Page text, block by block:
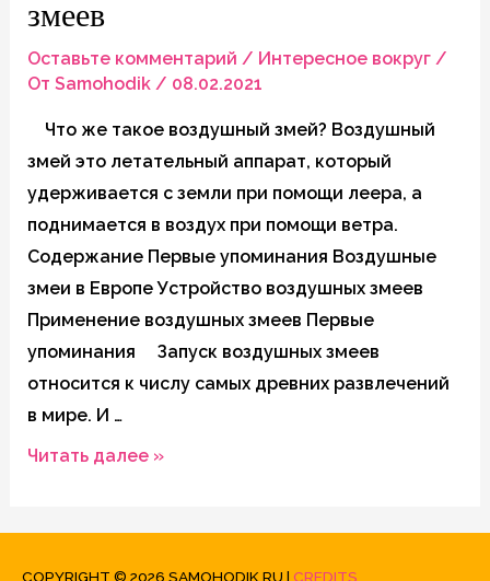
змеев
Оставьте комментарий / Интересное вокруг/
От Samohodik / 08.02.2021
Что же такое воздушный змей? Воздушный
змей это летательный аппарат, который
удерживается с земли при помощи леера, а
поднимается в воздух при помощи ветра.
Содержание Первые упоминания Воздушные
змеи в Европе Устройство воздушных змеев
Применение воздушных змеев Первые
упоминания Запуск воздушных змеев
относится к числу самых древних развлечений
в мире. И …
История
Читать далее »
COPYRIGHT © 2026 SAMOHODIK.RU | CREDITS